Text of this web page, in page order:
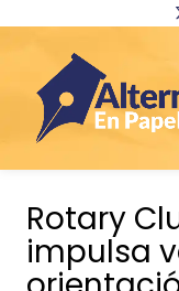
contenido
Rotary
impulsa